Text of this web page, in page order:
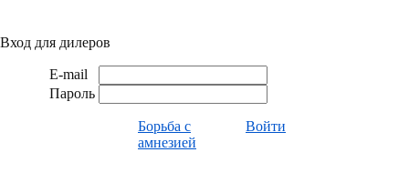
Вход для дилеров
E-mail
Пароль
Борьба с
амнезией
Войти